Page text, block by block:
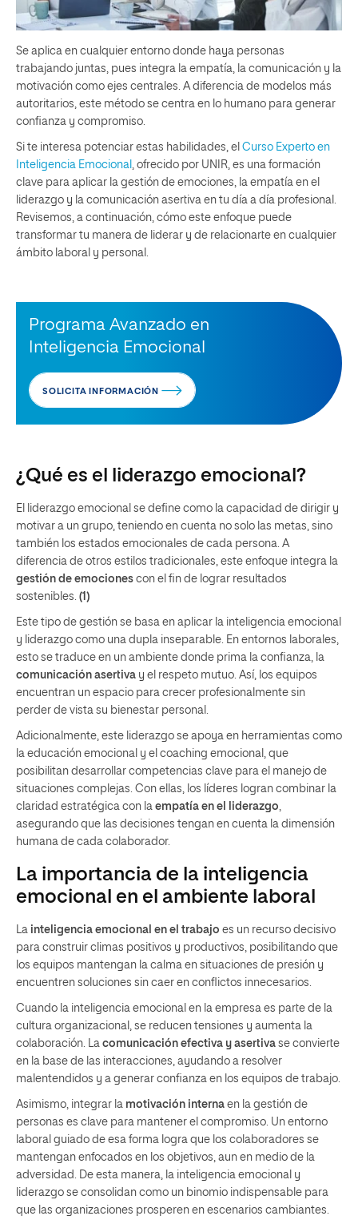
Se aplica en cualquier entorno donde haya personas
trabajando juntas, pues integra la empatía, la comunicación y la
motivación como ejes centrales. A diferencia de modelos más
autoritarios, este método se centra en lo humano para generar
confianza y compromiso.
Si te interesa potenciar estas habilidades, el Curso Experto en
Inteligencia Emocional
, ofrecido por UNIR, es una formación
clave para aplicar la gestión de emociones, la empatía en el
liderazgo y la comunicación asertiva en tu día a día profesional.
Revisemos, a continuación, cómo este enfoque puede
transformar tu manera de liderar y de relacionarte en cualquier
ámbito laboral y personal.
Programa Avanzado en
Inteligencia Emocional
SOLICITA INFORMACIÓN
¿Qué es el liderazgo emocional?
El liderazgo emocional se define como la capacidad de dirigir y
motivar a un grupo, teniendo en cuenta no solo las metas, sino
también los estados emocionales de cada persona. A
diferencia de otros estilos tradicionales, este enfoque integra la
gestión de emociones con el fin de lograr resultados
sostenibles. (1)
Este tipo de gestión se basa en aplicar la inteligencia emocional
y liderazgo como una dupla inseparable. En entornos laborales,
esto se traduce en un ambiente donde prima la confianza, la
comunicación asertiva y el respeto mutuo. Así, los equipos
encuentran un espacio para crecer profesionalmente sin
perder de vista su bienestar personal.
Adicionalmente, este liderazgo se apoya en herramientas como
la educación emocional y el coaching emocional, que
posibilitan desarrollar competencias clave para el manejo de
situaciones complejas. Con ellas, los líderes logran combinar la
claridad estratégica con la empatía en el liderazgo
asegurando que las decisiones tengan en cuenta la dimensión
humana de cada colaborador.
La importancia de la inteligencia
emocional en el ambiente laboral
La inteligencia emocional en el trabajo es un recurso decisivo
para construir climas positivos y productivos, posibilitando que
los equipos mantengan la calma en situaciones de presión y
encuentren soluciones sin caer en conflictos innecesarios.
Cuando la inteligencia emocional en la empresa es parte de la
cultura organizacional, se reducen tensiones y aumenta la
colaboración. La comunicación efectiva y asertiva se convierte
en la base de las interacciones, ayudando a resolver
malentendidos y a generar confianza en los equipos de trabajo.
Asimismo, integrar la motivación interna en la gestión de
personas es clave para mantener el compromiso. Un entorno
laboral guiado de esa forma logra que los colaboradores se
mantengan enfocados en los objetivos, aun en medio de la
adversidad. De esta manera, la inteligencia emocional y
liderazgo se consolidan como un binomio indispensable para
que las organizaciones prosperen en escenarios cambiantes.